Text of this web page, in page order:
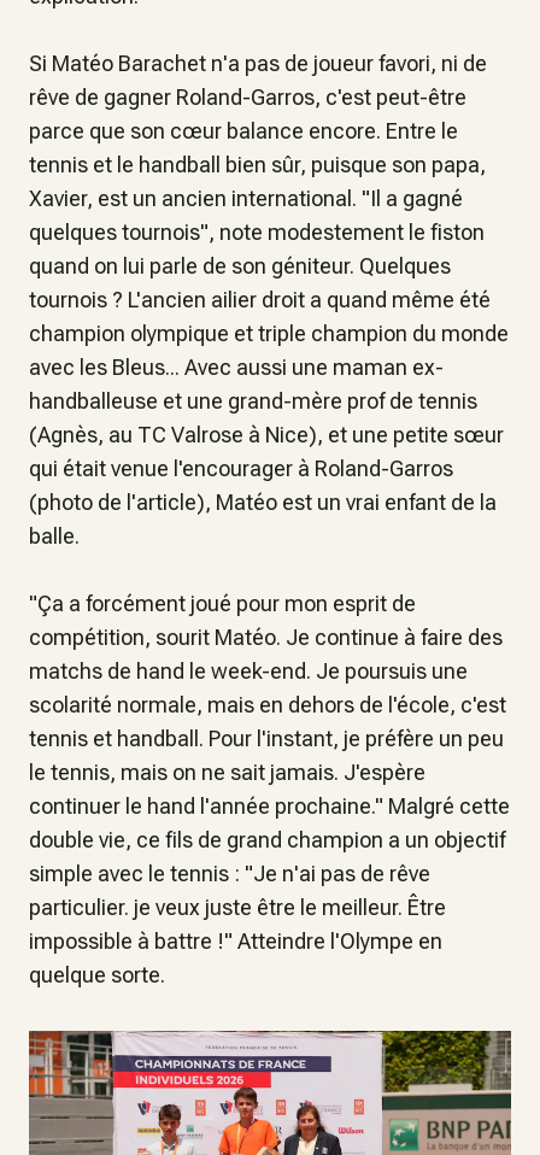
Si Matéo Barachet n'a pas de joueur favori, ni de
rêve de gagner Roland-Garros, c'est peut-être
parce que son cœur balance encore. Entre le
tennis et le handball bien sûr, puisque son papa,
Xavier, est un ancien international. "Il a gagné
quelques tournois", note modestement le fiston
quand on lui parle de son géniteur. Quelques
tournois ? L'ancien ailier droit a quand même été
champion olympique et triple champion du monde
avec les Bleus... Avec aussi une maman ex-
handballeuse et une grand-mère prof de tennis
(Agnès, au TC Valrose à Nice), et une petite sœur
qui était venue l'encourager à Roland-Garros
(photo de l'article), Matéo est un vrai enfant de la
balle.
"Ça a forcément joué pour mon esprit de
compétition, sourit Matéo. Je continue à faire des
matchs de hand le week-end. Je poursuis une
scolarité normale, mais en dehors de l'école, c'est
tennis et handball. Pour l'instant, je préfère un peu
le tennis, mais on ne sait jamais. J'espère
continuer le hand l'année prochaine." Malgré cette
double vie, ce fils de grand champion a un objectif
simple avec le tennis : "Je n'ai pas de rêve
particulier. je veux juste être le meilleur. Être
impossible à battre !" Atteindre l'Olympe en
quelque sorte.